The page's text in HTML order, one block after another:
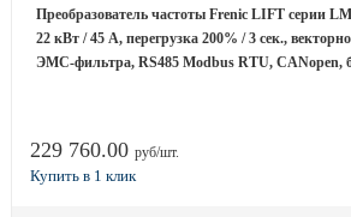
Преобразователь частоты Frenic LIFT серии
22 кВт / 45 A, перегрузка 200% / 3 сек.,
ЭМС-фильтра, RS485 Modbus RTU, CANopen,
229 760.00 руб/шт.